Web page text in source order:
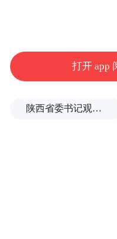
打开 app
陕西省委书记观摩直播带货，同董宇辉交流